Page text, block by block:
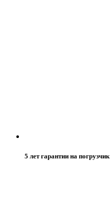
5 лет гарантии на погрузчик